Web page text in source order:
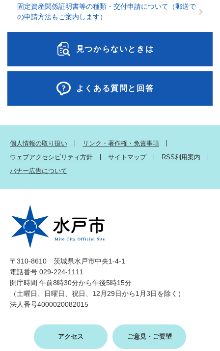
固定資産関係証明書等の種類・交付申請について（郵送で
の申請方法もご案内します）
見つからないときは
よくある質問と回答
個人情報の取り扱い
リンク・著作権・免責事項
ウェブアクセシビリティ方針
サイトマップ
RSS利用案内
バナー広告について
〒310-8610 茨城県水戸市中央1-4-1
電話番号 029-224-1111
開庁時間 午前8時30分から午後5時15分
（土曜日、日曜日、祝日、12月29日から1月3日を除く）
法人番号4000020082015
アクセス ご意見・ご要望